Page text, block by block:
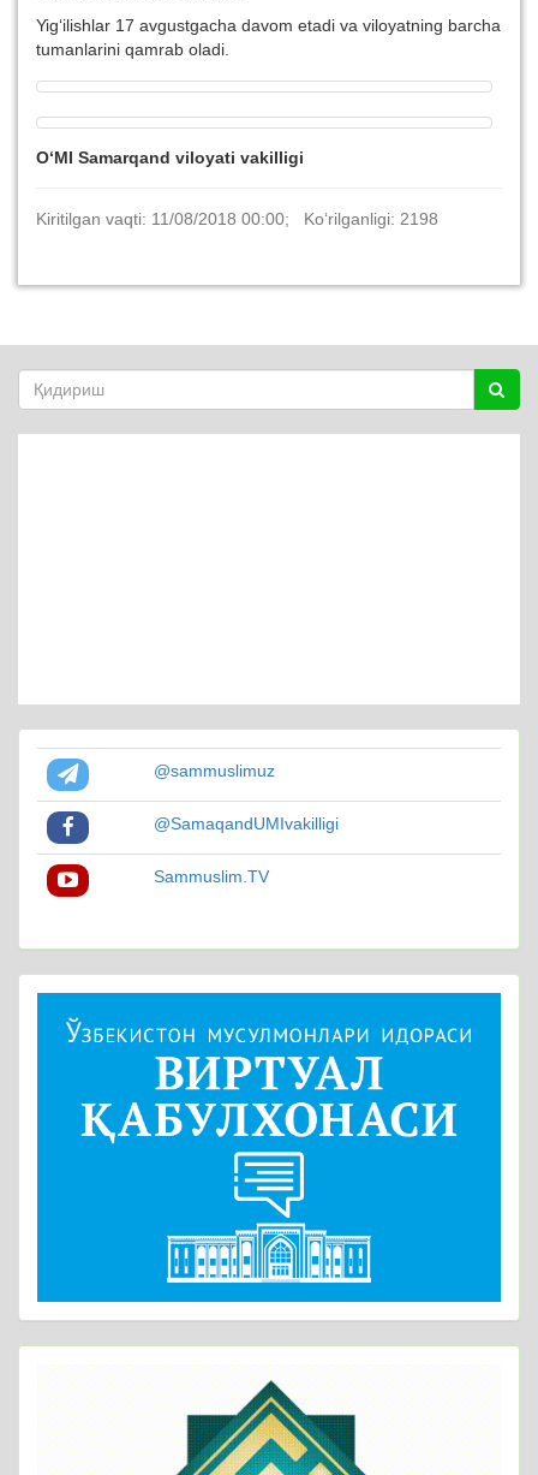
Yig‘ilishlar 17 avgustgacha davom etadi va viloyatning barcha
tumanlarini qamrab oladi.
O‘MI Samarqand viloyati vakilligi
Kiritilgan vaqti: 11/08/2018 00:00; Ko‘rilganligi: 2198
@sammuslimuz
@SamaqandUMIvakilligi
Sammuslim.TV